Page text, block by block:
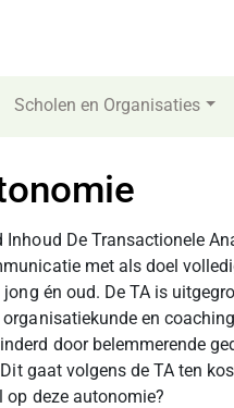
Scholen en Organisaties
Inhoud De Transactionele
met als doel
én oud. De TA is
en
door belemmerende
gaat volgens de TA ten
deze autonomie?